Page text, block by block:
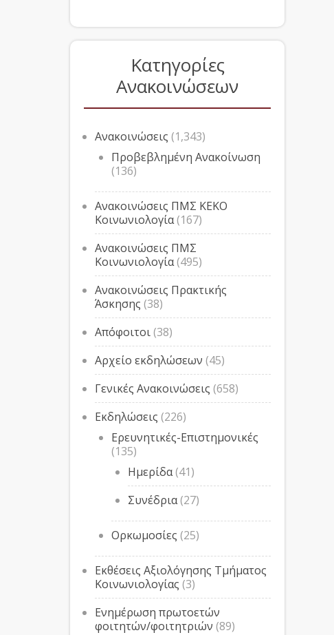
Κατηγορίες
Ανακοινώσεων
Ανακοινώσεις (1,343)
Προβεβλημένη Ανακοίνωση
(136)
Ανακοινώσεις ΠΜΣ ΚΕΚΟ
Κοινωνιολογία(167)
Ανακοινώσεις ΠΜΣ
Κοινωνιολογία(495)
Ανακοινώσεις Πρακτικής
Άσκησης (38)
Απόφοιτοι(38)
Αρχείο εκδηλώσεων (45)
Γενικές Ανακοινώσεις (658)
Εκδηλώσεις (226)
Ερευνητικές-Επιστημονικές
(135)
Ημερίδα(41)
Συνέδρια(27)
Ορκωμοσίες (25)
Εκθέσεις Αξιολόγησης Τμήματος
Κοινωνιολογίας (3)
Ενημέρωση πρωτοετών
φοιτητών/φοιτητριών (89)